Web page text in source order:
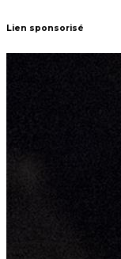
Lien sponsorisé